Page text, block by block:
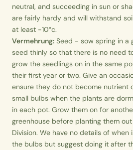
neutral, and succeeding in sun or
are fairly hardy and will withstand
at least -10°c.
Vermehrung: Seed - sow spring in a
seed thinly so that there is no need
grow the seedlings on in the same
their first year or two. Give an
ensure they do not become nutrient
small bulbs when the plants are
in each pot. Grow them on for
greenhouse before planting them
Division. We have no details of
the bulbs but suggest doing it after